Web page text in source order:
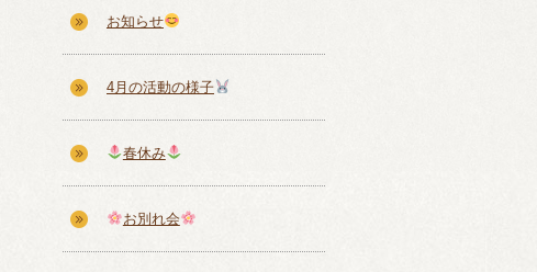
お知らせ
4月の活動の様子
春休み
お別れ会